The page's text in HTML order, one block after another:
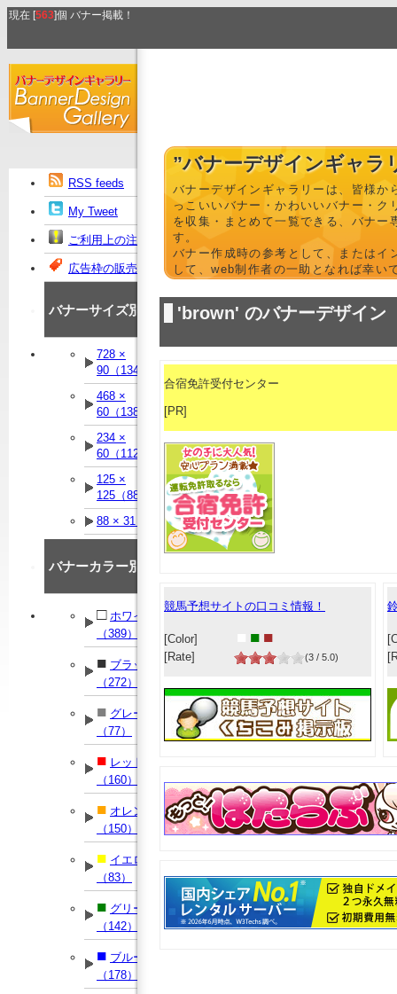
現在 [563]個 バナー掲載！
RSS feeds
My Tweet
ご利用上の注意
広告枠の販売
バナーサイズ別
728 ×
90（134）
468 ×
60（138）
234 ×
60（112）
125 ×
125（88）
88 × 31（90）
バナーカラー別
□ ホワイト
（389）
■ ブラック
（272）
■ グレー
（77）
■ レッド
（160）
■ オレンジ
（150）
■ イエロー
（83）
■ グリーン
（142）
■ ブルー
（178）
”バナーデザインギャラ
バナーデザインギャラリーは、皆様か
っこいいバナー・かわいいバナー・ク
を収集・まとめて一覧できる、バナー
す。
バナー作成時の参考として、またはイ
して、web制作者の一助となれば幸い
'brown' のバナーデザイン
合宿免許受付センター
[PR]
競馬予想サイトの口コミ情報！
[Color] ■ ■
[Rate] (3 / 5.0)